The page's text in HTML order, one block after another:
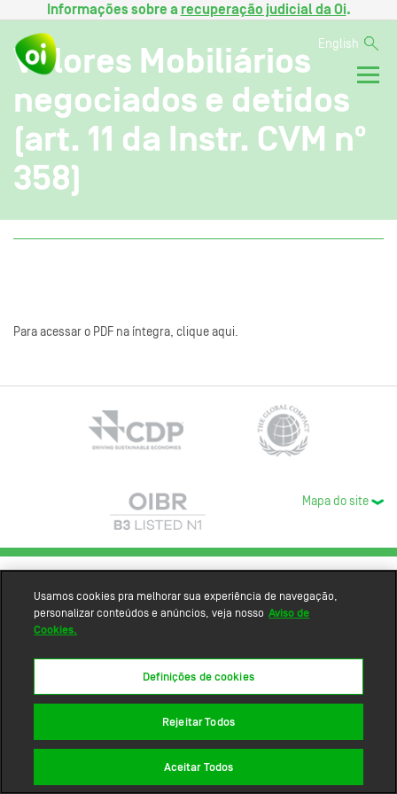
Informações sobre a recuperação judicial da Oi.
English
Valores Mobiliários
negociados e detidos
(art. 11 da Instr. CVM nº
358)
Para acessar o PDF na íntegra, clique aqui.
Mapa do site
Usamos cookies pra melhorar sua experiência de navegação,
personalizar conteúdos e anúncios, veja nosso Aviso de
Cookies.
Definições de cookies
Rejeitar Todos
Aceitar Todos